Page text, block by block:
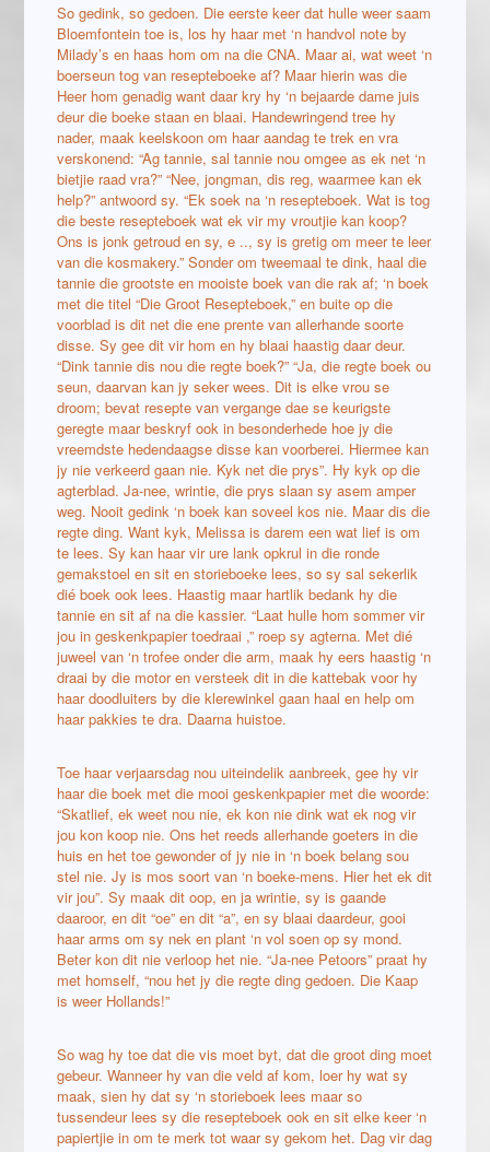
So gedink, so gedoen. Die eerste keer dat hulle weer saam
Bloemfontein toe is, los hy haar met ‘n handvol note by
Milady’s en haas hom om na die CNA. Maar ai, wat weet ‘n
boerseun tog van resepteboeke af? Maar hierin was die
Heer hom genadig want daar kry hy ‘n bejaarde dame juis
deur die boeke staan en blaai. Handewringend tree hy
nader, maak keelskoon om haar aandag te trek en vra
verskonend: “Ag tannie, sal tannie nou omgee as ek net ‘n
bietjie raad vra?” “Nee, jongman, dis reg, waarmee kan ek
help?” antwoord sy. “Ek soek na ‘n resepteboek. Wat is tog
die beste resepteboek wat ek vir my vroutjie kan koop?
Ons is jonk getroud en sy, e .., sy is gretig om meer te leer
van die kosmakery.” Sonder om tweemaal te dink, haal die
tannie die grootste en mooiste boek van die rak af; ‘n boek
met die titel “Die Groot Resepteboek,” en buite op die
voorblad is dit net die ene prente van allerhande soorte
disse. Sy gee dit vir hom en hy blaai haastig daar deur.
“Dink tannie dis nou die regte boek?” “Ja, die regte boek ou
seun, daarvan kan jy seker wees. Dit is elke vrou se
droom; bevat resepte van vergange dae se keurigste
geregte maar beskryf ook in besonderhede hoe jy die
vreemdste hedendaagse disse kan voorberei. Hiermee kan
jy nie verkeerd gaan nie. Kyk net die prys”. Hy kyk op die
agterblad. Ja-nee, wrintie, die prys slaan sy asem amper
weg. Nooit gedink ‘n boek kan soveel kos nie. Maar dis die
regte ding. Want kyk, Melissa is darem een wat lief is om
te lees. Sy kan haar vir ure lank opkrul in die ronde
gemakstoel en sit en storieboeke lees, so sy sal sekerlik
dié boek ook lees. Haastig maar hartlik bedank hy die
tannie en sit af na die kassier. “Laat hulle hom sommer vir
jou in geskenkpapier toedraai ,” roep sy agterna. Met dié
juweel van ‘n trofee onder die arm, maak hy eers haastig ‘n
draai by die motor en versteek dit in die kattebak voor hy
haar doodluiters by die klerewinkel gaan haal en help om
haar pakkies te dra. Daarna huistoe.
Toe haar verjaarsdag nou uiteindelik aanbreek, gee hy vir
haar die boek met die mooi geskenkpapier met die woorde:
“Skatlief, ek weet nou nie, ek kon nie dink wat ek nog vir
jou kon koop nie. Ons het reeds allerhande goeters in die
huis en het toe gewonder of jy nie in ‘n boek belang sou
stel nie. Jy is mos soort van ‘n boeke-mens. Hier het ek dit
vir jou”. Sy maak dit oop, en ja wrintie, sy is gaande
daaroor, en dit “oe” en dit “a”, en sy blaai daardeur, gooi
haar arms om sy nek en plant ‘n vol soen op sy mond.
Beter kon dit nie verloop het nie. “Ja-nee Petoors” praat hy
met homself, “nou het jy die regte ding gedoen. Die Kaap
is weer Hollands!”
So wag hy toe dat die vis moet byt, dat die groot ding moet
gebeur. Wanneer hy van die veld af kom, loer hy wat sy
maak, sien hy dat sy ‘n storieboek lees maar so
tussendeur lees sy die resepteboek ook en sit elke keer ‘n
papiertjie in om te merk tot waar sy gekom het. Dag vir dag